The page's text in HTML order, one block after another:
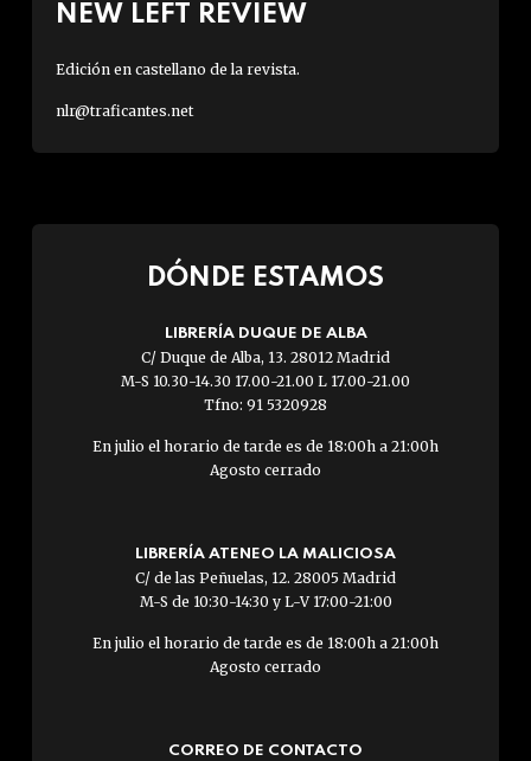
NEW LEFT REVIEW
Edición en castellano de la revista.
nlr@traficantes.net
DÓNDE ESTAMOS
LIBRERÍA DUQUE DE ALBA
C/ Duque de Alba, 13. 28012 Madrid
M-S 10.30-14.30 17.00-21.00 L 17.00-21.00
Tfno: 91 5320928
En julio el horario de tarde es de 18:00h a 21:00h
Agosto cerrado
LIBRERÍA ATENEO LA MALICIOSA
C/ de las Peñuelas, 12. 28005 Madrid
M-S de 10:30-14:30 y L-V 17:00-21:00
En julio el horario de tarde es de 18:00h a 21:00h
Agosto cerrado
CORREO DE CONTACTO